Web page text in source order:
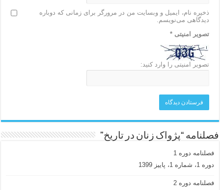
ذخیره نام، ایمیل و وبسایت من در مرورگر برای زمانی که دوباره
دیدگاهی می‌نویسم.
تصویر امنیتی*
تصویر امنیتی را وارد کنید:
فصلنامه “پژواک زنان در تاریخ”
فصلنامه دوره 1
دوره 1، شماره 1، پاییز 1399
فصلنامه دوره 2